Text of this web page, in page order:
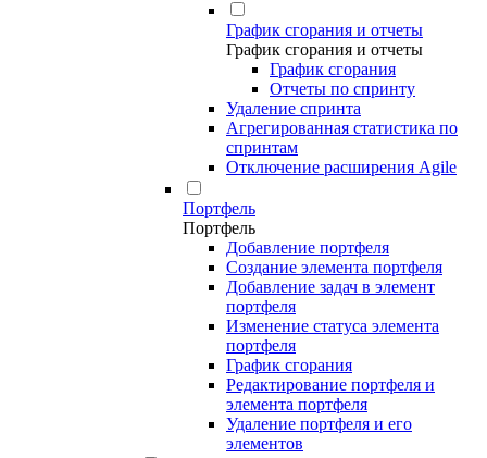
График сгорания и отчеты
График сгорания и отчеты
График сгорания
Отчеты по спринту
Удаление спринта
Агрегированная статистика по
спринтам
Отключение расширения Agile
Портфель
Портфель
Добавление портфеля
Создание элемента портфеля
Добавление задач в элемент
портфеля
Изменение статуса элемента
портфеля
График сгорания
Редактирование портфеля и
элемента портфеля
Удаление портфеля и его
элементов